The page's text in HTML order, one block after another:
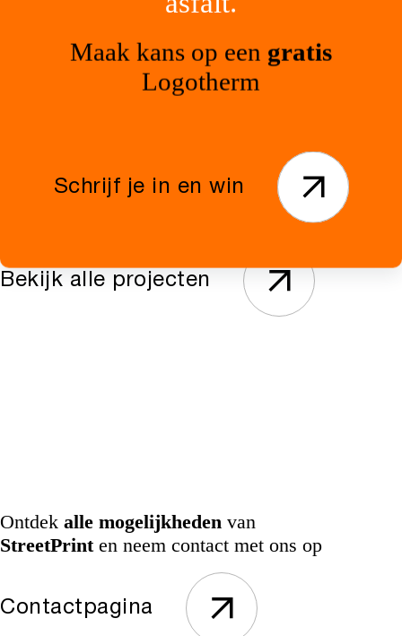
Maak kans op een gratis
Logotherm
Schrijf je in en win
Kudelstaart
Purmerend
Gemeente
Bekijk alle projecten
Ontdek alle mogelijkheden van
StreetPrinten neem contact met ons op
Contactpagina